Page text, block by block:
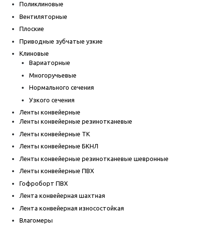
Поликлиновые
Вентиляторные
Плоские
Приводные зубчатые узкие
Клиновые
Вариаторные
Многоручьевые
Нормального сечения
Узкого сечения
Ленты конвейерные
Ленты конвейерные резинотканевые
Ленты конвейерные ТК
Ленты конвейерные БКНЛ
Ленты конвейерные резинотканевые шевронные
Ленты конвейерные ПВХ
Гофроборт ПВХ
Лента конвейерная шахтная
Лента конвейерная износостойкая
Влагомеры